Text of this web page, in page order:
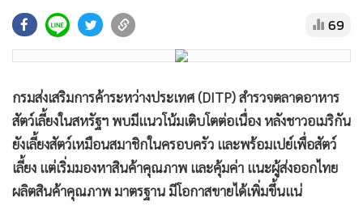
69
กรมส่งเสริมการค้าระหว่างประเทศ (DITP) สำรวจตลาดอาหาร
สัตว์เลี้ยงในสหรัฐฯ พบมีแนวโน้มเติบโตต่อเนื่อง หลังชาวอเมริกัน
ยังเลี้ยงสัตว์เหมือนสมาชิกในครอบครัว และพร้อมเปย์เพื่อสัตว์
เลี้ยง แต่เริ่มมองหาสินค้าคุณภาพ และคุ้มค่า แนะผู้ส่งออกไทย
ผลิตสินค้าคุณภาพ มาตรฐาน มีโอกาสขายได้เพิ่มขึ้นแน่